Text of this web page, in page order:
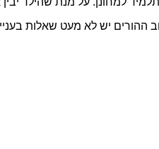
ההורים יש לא מעט שאלות